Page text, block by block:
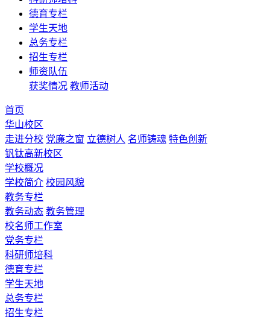
德育专栏
学生天地
总务专栏
招生专栏
师资队伍
获奖情况 教师活动
首页
华山校区
走进分校 党廉之窗 立德树人 名师铸魂 特色创新
钒钛高新校区
学校概况
学校简介 校园风貌
教务专栏
教务动态 教务管理
校名师工作室
党务专栏
科研师培科
德育专栏
学生天地
总务专栏
招生专栏